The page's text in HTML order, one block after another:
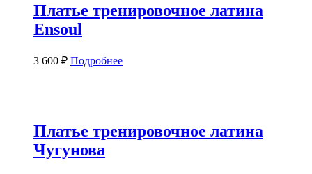
Платье тренировочное латина
Ensoul
3 600 ₽ Подробнее
Платье тренировочное латина
Чугунова